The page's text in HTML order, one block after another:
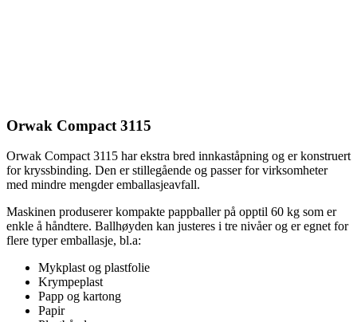
Orwak Compact 3115
Orwak Compact 3115 har ekstra bred innkaståpning og er konstruert
for kryssbinding. Den er stillegående og passer for virksomheter
med mindre mengder emballasjeavfall.
Maskinen produserer kompakte pappballer på opptil 60 kg som er
enkle å håndtere. Ballhøyden kan justeres i tre nivåer og er egnet for
flere typer emballasje, bl.a:
Mykplast og plastfolie
Krympeplast
Papp og kartong
Papir